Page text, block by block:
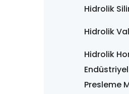
Hidrolik
Hidrolik
Hidrolik
Presleme